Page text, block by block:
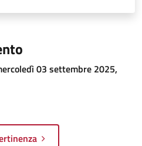
03 settembre 2025,